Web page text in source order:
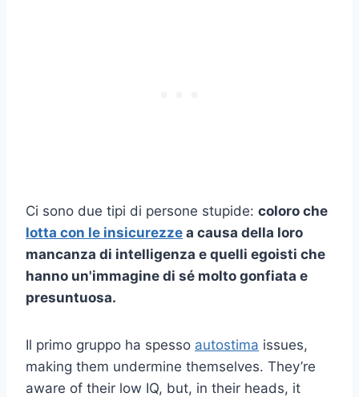
Ci sono due tipi di persone stupide: coloro che
lotta con le insicurezze a causa della loro
mancanza di intelligenza e quelli egoisti che
hanno un'immagine di sé molto gonfiata e
presuntuosa.
Il primo gruppo ha spesso autostima issues,
making them undermine themselves. They’re
aware of their low IQ, but, in their heads, it